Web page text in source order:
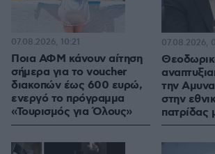
Ποια ΑΦΜ κάνουν αίτηση
σήμερα για το voucher
διακοπών έως 600 ευρώ,
ενεργό το πρόγραμμα
«Τουρισμός για Όλους»
07.08.2026, 10:21
την
στην
πατρίδας
07.08.2026,